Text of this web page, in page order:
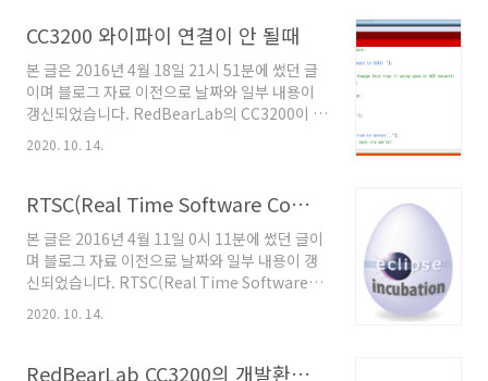
v6를 가정하고 쓴다. 다른 OS에서는 이 글 처럼
CC3200과 PC를 USB를 연결한다. 장치관리자
에서 기타 장치로 드라이버가 안 잡혀있는 것을
확인할 수 있다. 2. mbedWinSerial_16466 드
라이버를 설치한다. 다운로드 :
https://developer.mbed.org/media/downloads/drivers/
CC3200 와이파이 연결이 안 될때
본 글은 2016년 4월 18일 21시 51분에 썼던 글
이며 블로그 자료 이전으로 날짜와 일부 내용이
갱신되었습니다. RedBearLab의 CC3200이 와
이파이 연결이 안 되는 이유는 코드 문제일 수도
있지만 코드 문제가 없다면 AP의 와이파이 채널
으로 와이파이에 잘 연결되다가 어느 날 부터 연
변경해서 생긴 문제였다. 경험자에게는 너무나
당연한 이야기일 수도 있으나 이런 경우가 처음
인 나에게는 굉장히 황당한 경우였다. 문제가 발
생한 환경은 아래와 같다. AP : A5004NS
가지이고 Energia에 있는 ..
2020. 10. 14.
RTSC(Real Time Software Components)란?
본 글은 2016년 4월 11일 0시 11분에 썼던 글이
며 블로그 자료 이전으로 날짜와 일부 내용이 갱
신되었습니다. RTSC(Real Time Software
Components)는 임베디드 시스템의 컴포넌트
기반 개발을 위해 기초 툴과 로우 레벨 런타임 콘
어로 사용하는 목표로 한다. 임베디드 시스템에
2020. 10. 14.
RedBearLab CC3200의 개발환경 소개